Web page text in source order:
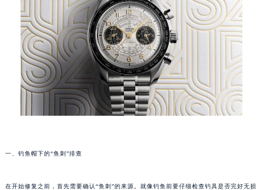
一、钓鱼帽下的“鱼刺”排查
在开始修复之前，首先需要确认“鱼刺”的来源。就像钓鱼前要仔细检查钓具是否完好无损